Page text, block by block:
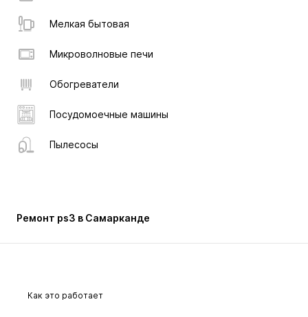
Мелкая бытовая
Микроволновые печи
Обогреватели
Посудомоечные машины
Пылесосы
Ремонт ps3 в Самарканде
Как это работает